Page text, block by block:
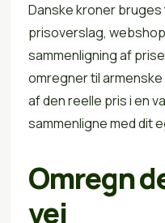
Danske kroner
prisoverslag,
sammenligning af
omregner til
af den reelle pris i en
sammenligne med dit
Omregn
vej